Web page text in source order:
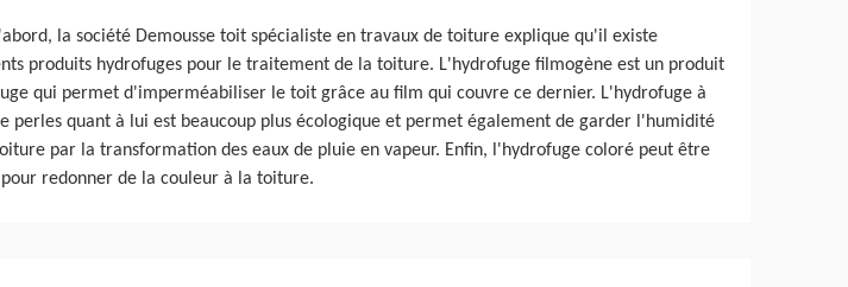
la société Demousse toit spécialiste en travaux de toiture explique qu'il existe
produits hydrofuges pour le traitement de la toiture. L'hydrofuge filmogène est un produit
qui permet d'imperméabiliser le toit grâce au film qui couvre ce dernier. L'hydrofuge à
perles quant à lui est beaucoup plus écologique et permet également de garder l'humidité
par la transformation des eaux de pluie en vapeur. Enfin, l'hydrofuge coloré peut être
redonner de la couleur à la toiture.